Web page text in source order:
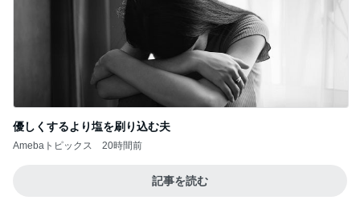
優しくするより塩を刷り込む夫
Amebaトピックス 20時間前
記事を読む